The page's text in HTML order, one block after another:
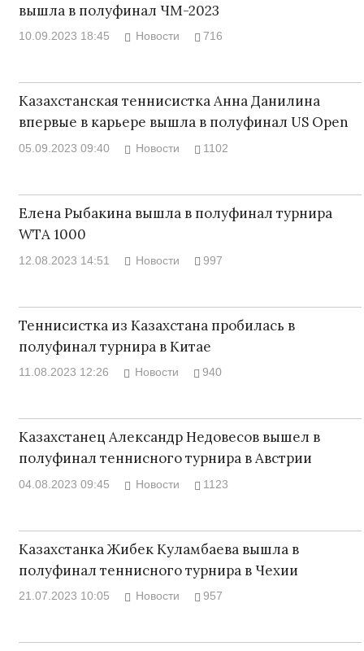
вышла в полуфинал ЧМ-2023
10.09.2023 18:45 Новости 716
Казахстанская теннисистка Анна Данилина
впервые в карьере вышла в полуфинал US Open
05.09.2023 09:40 Новости 1102
Елена Рыбакина вышла в полуфинал турнира
WTA 1000
12.08.2023 14:51 Новости 997
Теннисистка из Казахстана пробилась в
полуфинал турнира в Китае
11.08.2023 12:26 Новости 940
Казахстанец Александр Недовесов вышел в
полуфинал теннисного турнира в Австрии
04.08.2023 09:45 Новости 1123
Казахстанка Жибек Куламбаева вышла в
полуфинал теннисного турнира в Чехии
21.07.2023 10:05 Новости 957